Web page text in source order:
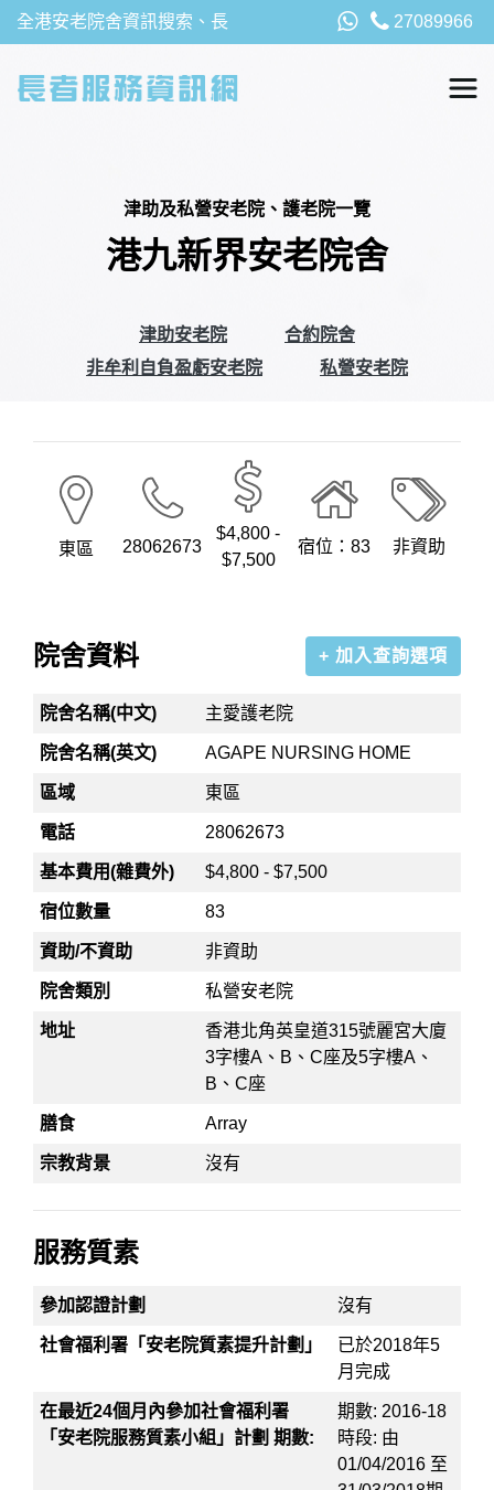
全港安老院舍資訊搜索、長 27089966
津助及私營安老院、護老院一覽
港九新界安老院舍
津助安老院
合約院舍
非牟利自負盈虧安老院
私營安老院
東區 28062673
$4,800 -
$7,500
宿位：83 非資助
院舍資料 + 加入查詢選項
院舍名稱(中文) 主愛護老院
院舍名稱(英文) AGAPE NURSING HOME
區域 東區
電話 28062673
基本費用(雜費外) $4,800 - $7,500
宿位數量 83
資助/不資助 非資助
院舍類別 私營安老院
地址
香港北角英皇道315號麗宮大廈
3字樓A、B、C座及5字樓A、
B、C座
膳食 Array
宗教背景 沒有
服務質素
參加認證計劃 沒有
社會福利署「安老院質素提升計劃」
已於2018年5
月完成
在最近24個月內參加社會福利署
「安老院服務質素小組」計劃 期數:
期數: 2016-18
時段: 由
01/04/2016 至